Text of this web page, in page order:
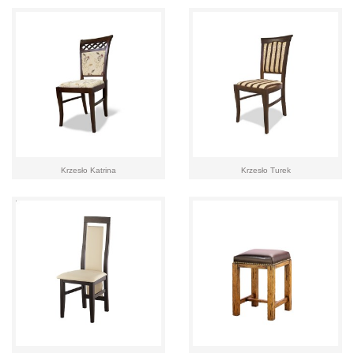
Krzesło Katrina Krzesło Turek